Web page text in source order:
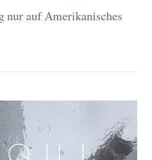
nur auf Amerikanisches